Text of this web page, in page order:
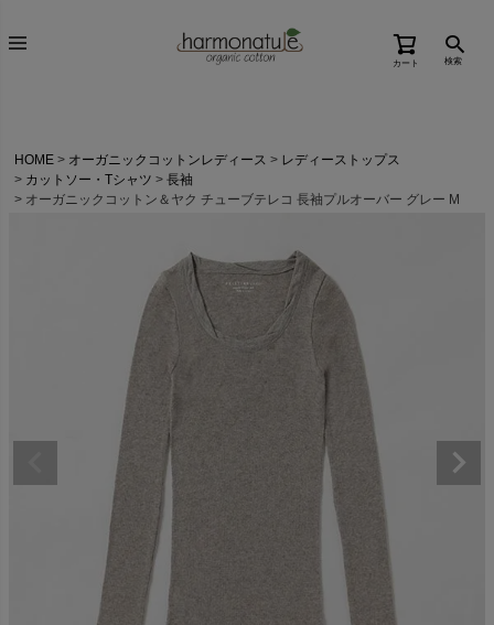
カート 検索
HOME オーガニックコットンレディース
レディーストップス
カットソー・Tシャツ
長袖
オーガニックコットン＆ヤク チューブテレコ 長袖プルオーバー グレー M